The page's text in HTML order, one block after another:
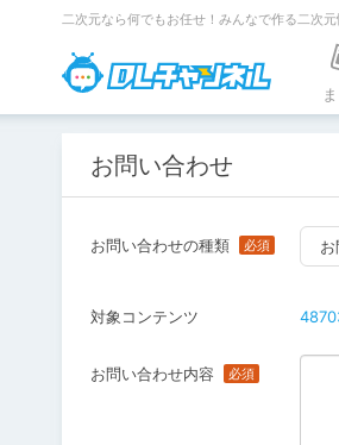
二次元なら何でもお任せ！みんなで作る二次元
DLチャ
お問い合わせ
お問い合わせの種類
対象コンテンツ
お問い合わせ内容